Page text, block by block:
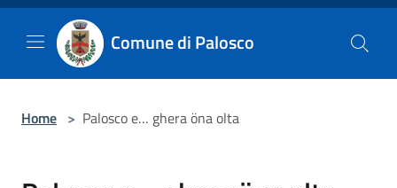
Comune di Palosco
Home > Palosco e… ghera öna olta